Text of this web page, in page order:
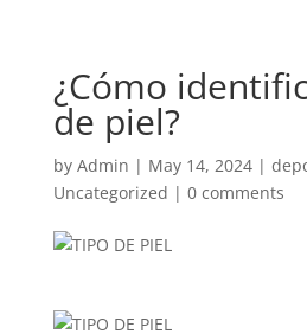
¿Cómo
de piel?
by Admin | May 14, 2024|
Uncategorized | 0 comments